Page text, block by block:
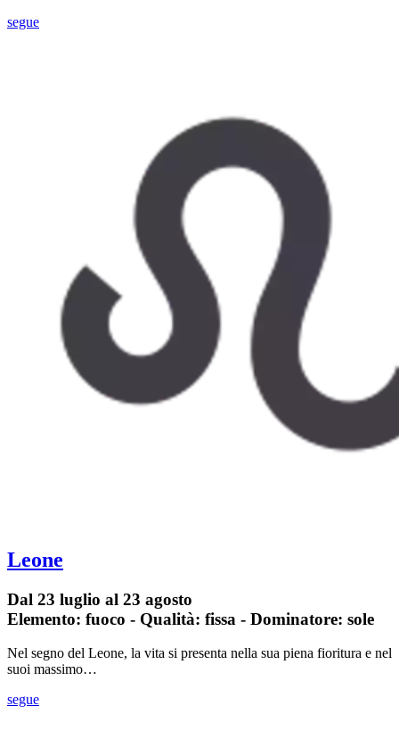
segue
Leone
Dal 23 luglio al 23 agosto
Elemento: fuoco - Qualità: fissa - Dominatore: sole
Nel segno del Leone, la vita si presenta nella sua piena fioritura e nel
suoi massimo…
segue